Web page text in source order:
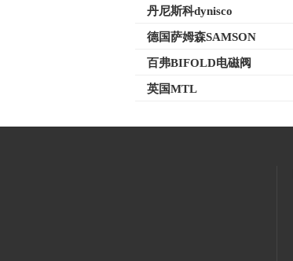
丹尼斯科dynisco
德国萨姆森SAMSON
百弗BIFOLD电磁阀
英国MTL